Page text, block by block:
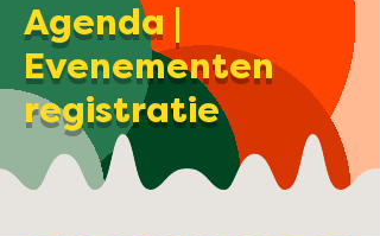
Agenda |
Evenementen
registratie